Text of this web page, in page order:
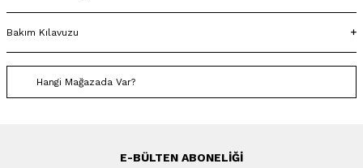
Bakım Kılavuzu
Hangi Mağazada Var?
E-BÜLTEN ABONELIĞI